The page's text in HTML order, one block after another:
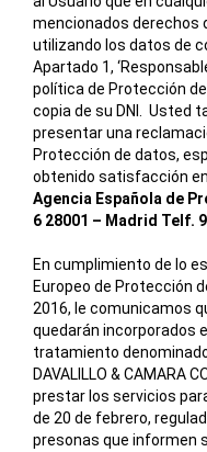
mencionados derechos
utilizando los datos de
Apartado 1,
política de Protección
copia de su DNI. Usted
presentar una
Protección de datos,
obtenido satisfacción
Agencia Española de
6 28001 – Madrid Telf.
En cumplimiento de lo
Europeo de Protección
2016, le comunicamos
quedarán incorporados
tratamiento
DAVALILLO & CAMARA
prestar los servicios
de 20 de febrero,
presonas que informen